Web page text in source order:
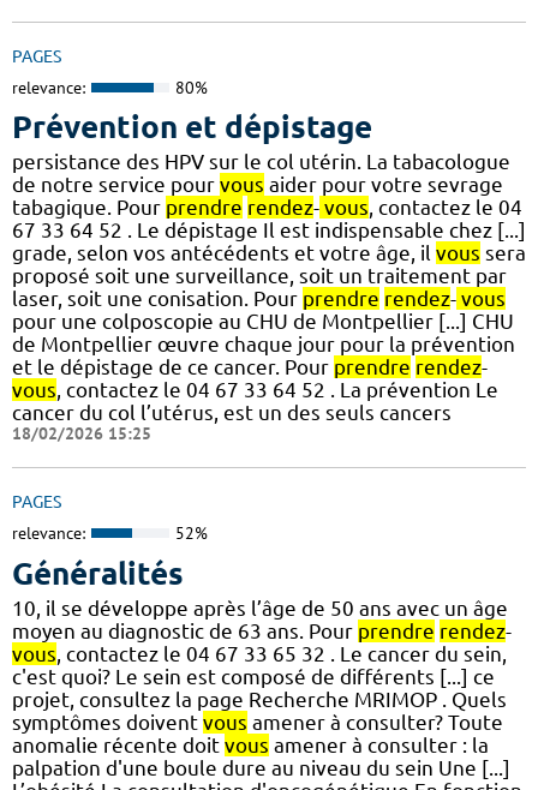
PAGES
relevance: 80%
Prévention et dépistage
persistance des HPV sur le col utérin. La tabacologue
de notre service pour vous aider pour votre sevrage
tabagique. Pour prendre rendez- vous, contactez le 04
67 33 64 52 . Le dépistage Il est indispensable chez [...]
grade, selon vos antécédents et votre âge, il vous sera
proposé soit une surveillance, soit un traitement par
laser, soit une conisation. Pour prendre rendez- vous
pour une colposcopie au CHU de Montpellier [...] CHU
de Montpellier œuvre chaque jour pour la prévention
et le dépistage de ce cancer. Pour prendre rendez-
vous, contactez le 04 67 33 64 52 . La prévention Le
cancer du col l’utérus, est un des seuls cancers
18/02/2026 15:25
PAGES
relevance: 52%
Généralités
10, il se développe après l’âge de 50 ans avec un âge
moyen au diagnostic de 63 ans. Pour prendre rendez-
vous, contactez le 04 67 33 65 32 . Le cancer du sein,
c'est quoi? Le sein est composé de différents [...] ce
projet, consultez la page Recherche MRIMOP . Quels
symptômes doivent vous amener à consulter? Toute
anomalie récente doit vous amener à consulter : la
palpation d'une boule dure au niveau du sein Une [...]